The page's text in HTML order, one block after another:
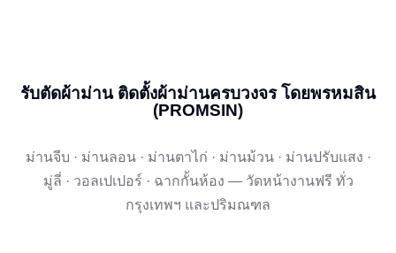
รับตัดผ้าม่าน ติดตั้งผ้าม่านครบวงจร โดยพรหมสิน
(PROMSIN)
ม่านจีบ · ม่านลอน · ม่านตาไก่ · ม่านม้วน · ม่านปรับแสง ·
มู่ลี่ · วอลเปเปอร์ · ฉากกั้นห้อง — วัดหน้างานฟรี ทั่ว
กรุงเทพฯ และปริมณฑล